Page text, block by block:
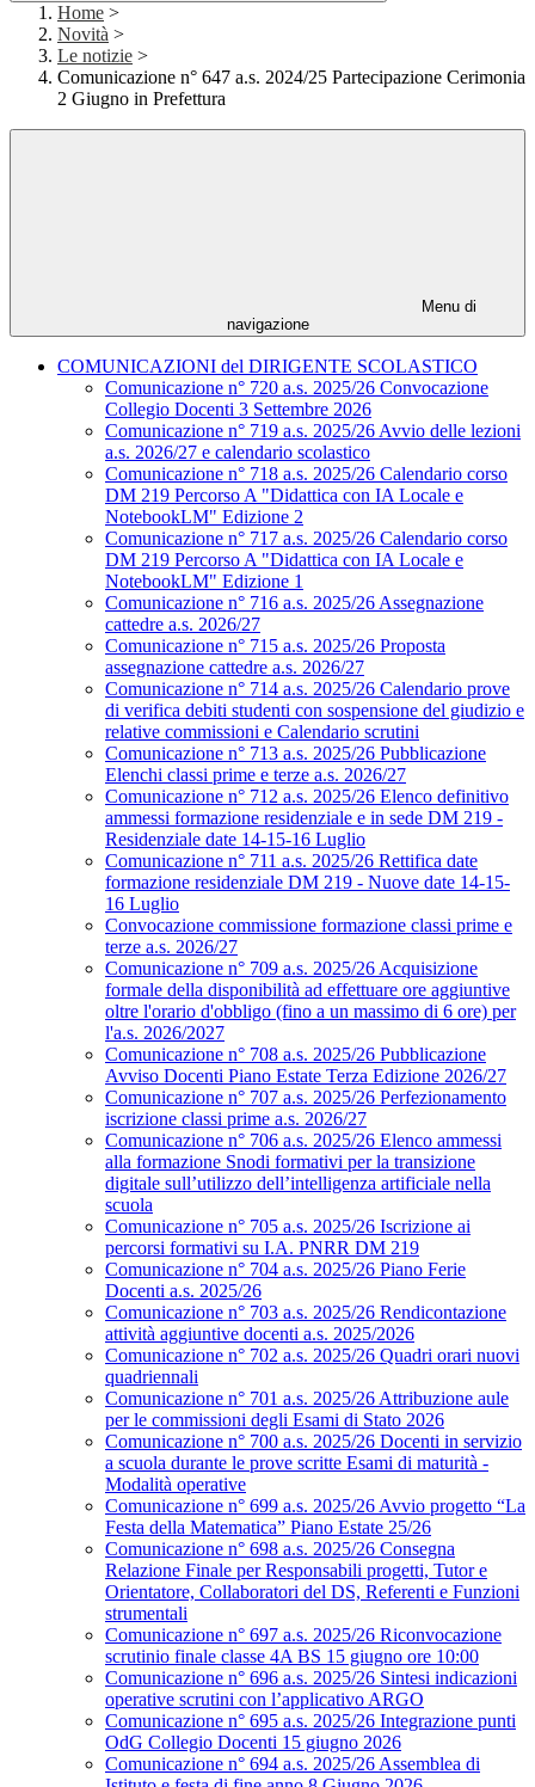
Home >
Novità >
Le notizie >
Comunicazione n° 647 a.s. 2024/25 Partecipazione Cerimonia
2 Giugno in Prefettura
Menu di
navigazione
COMUNICAZIONI del DIRIGENTE SCOLASTICO
Comunicazione n° 720 a.s. 2025/26 Convocazione
Collegio Docenti 3 Settembre 2026
Comunicazione n° 719 a.s. 2025/26 Avvio delle lezioni
a.s. 2026/27 e calendario scolastico
Comunicazione n° 718 a.s. 2025/26 Calendario corso
DM 219 Percorso A "Didattica con IA Locale e
NotebookLM" Edizione 2
Comunicazione n° 717 a.s. 2025/26 Calendario corso
DM 219 Percorso A "Didattica con IA Locale e
NotebookLM" Edizione 1
Comunicazione n° 716 a.s. 2025/26 Assegnazione
cattedre a.s. 2026/27
Comunicazione n° 715 a.s. 2025/26 Proposta
assegnazione cattedre a.s. 2026/27
Comunicazione n° 714 a.s. 2025/26 Calendario prove
di verifica debiti studenti con sospensione del giudizio e
relative commissioni e Calendario scrutini
Comunicazione n° 713 a.s. 2025/26 Pubblicazione
Elenchi classi prime e terze a.s. 2026/27
Comunicazione n° 712 a.s. 2025/26 Elenco definitivo
ammessi formazione residenziale e in sede DM 219 -
Residenziale date 14-15-16 Luglio
Comunicazione n° 711 a.s. 2025/26 Rettifica date
formazione residenziale DM 219 - Nuove date 14-15-
16 Luglio
Convocazione commissione formazione classi prime e
terze a.s. 2026/27
Comunicazione n° 709 a.s. 2025/26 Acquisizione
formale della disponibilità ad effettuare ore aggiuntive
oltre l'orario d'obbligo (fino a un massimo di 6 ore) per
l'a.s. 2026/2027
Comunicazione n° 708 a.s. 2025/26 Pubblicazione
Avviso Docenti Piano Estate Terza Edizione 2026/27
Comunicazione n° 707 a.s. 2025/26 Perfezionamento
iscrizione classi prime a.s. 2026/27
Comunicazione n° 706 a.s. 2025/26 Elenco ammessi
alla formazione Snodi formativi per la transizione
digitale sull’utilizzo dell’intelligenza artificiale nella
scuola
Comunicazione n° 705 a.s. 2025/26 Iscrizione ai
percorsi formativi su I.A. PNRR DM 219
Comunicazione n° 704 a.s. 2025/26 Piano Ferie
Docenti a.s. 2025/26
Comunicazione n° 703 a.s. 2025/26 Rendicontazione
attività aggiuntive docenti a.s. 2025/2026
Comunicazione n° 702 a.s. 2025/26 Quadri orari nuovi
quadriennali
Comunicazione n° 701 a.s. 2025/26 Attribuzione aule
per le commissioni degli Esami di Stato 2026
Comunicazione n° 700 a.s. 2025/26 Docenti in servizio
a scuola durante le prove scritte Esami di maturità -
Modalità operative
Comunicazione n° 699 a.s. 2025/26 Avvio progetto “La
Festa della Matematica” Piano Estate 25/26
Comunicazione n° 698 a.s. 2025/26 Consegna
Relazione Finale per Responsabili progetti, Tutor e
Orientatore, Collaboratori del DS, Referenti e Funzioni
strumentali
Comunicazione n° 697 a.s. 2025/26 Riconvocazione
scrutinio finale classe 4A BS 15 giugno ore 10:00
Comunicazione n° 696 a.s. 2025/26 Sintesi indicazioni
operative scrutini con l’applicativo ARGO
Comunicazione n° 695 a.s. 2025/26 Integrazione punti
OdG Collegio Docenti 15 giugno 2026
Comunicazione n° 694 a.s. 2025/26 Assemblea di